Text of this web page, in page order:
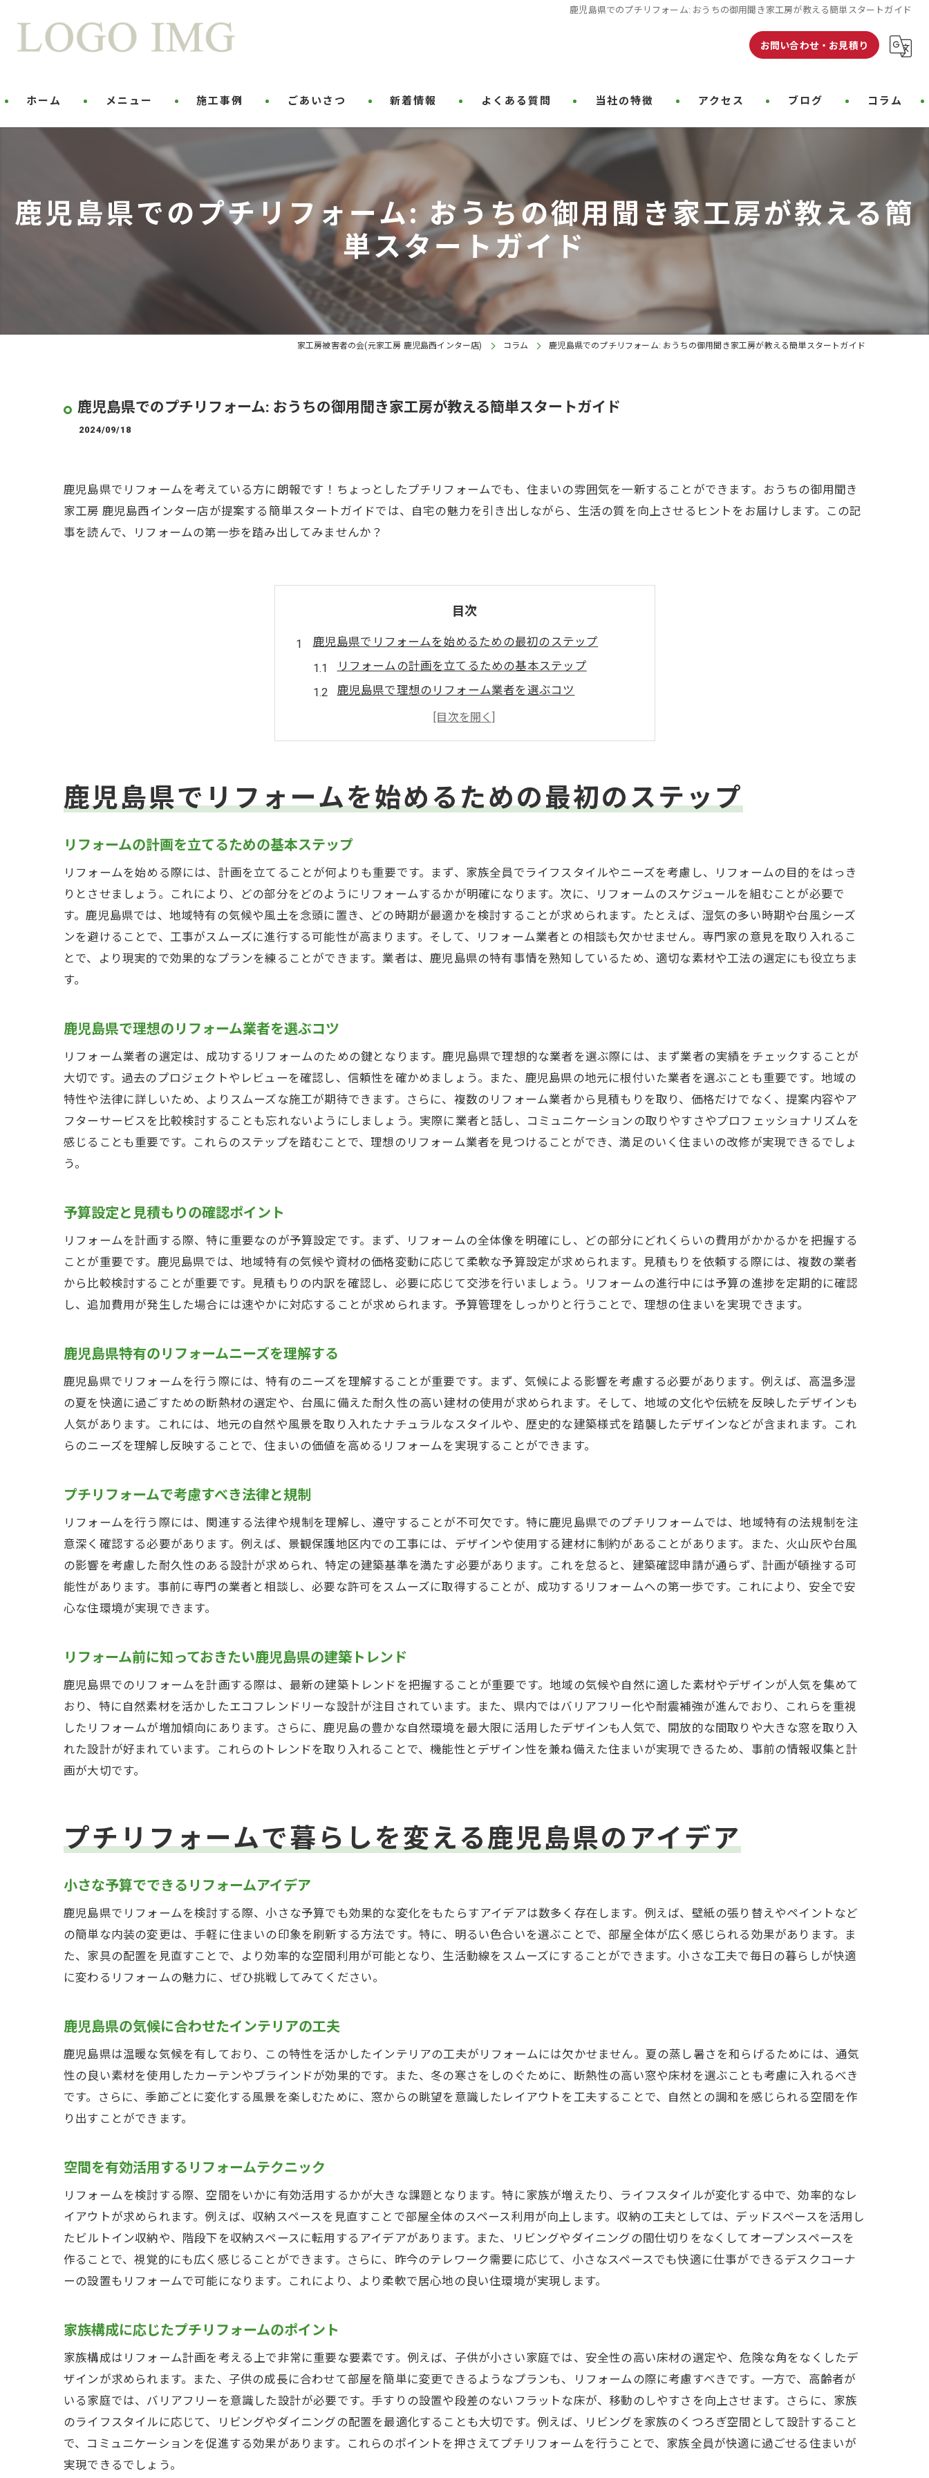
鹿児島県でのプチリフォーム: おうちの御用聞き家工房が教える簡単スタートガイド
お問い合わせ・お見積り
ホーム メニュー 施工事例 ごあいさつ 新着情報 よくある質問 当社の特徴
ハウスクリーニング
屋根塗装
アクセス ブログ コラム
鹿児島県でのプチリフォーム: おうちの御用聞き家工房が教える簡
単スタートガイド
家工房被害者の会(元家工房 鹿児島西インター店) コラム 鹿児島県でのプチリフォーム: おうちの御用聞き家工房が教える簡単スタートガイド
鹿児島県でのプチリフォーム: おうちの御用聞き家工房が教える簡単スタートガイド
2024/09/18
鹿児島県でリフォームを考えている方に朗報です！ちょっとしたプチリフォームでも、住まいの雰囲気を一新することができます。おうちの御用聞き
家工房 鹿児島西インター店が提案する簡単スタートガイドでは、自宅の魅力を引き出しながら、生活の質を向上させるヒントをお届けします。この記
事を読んで、リフォームの第一歩を踏み出してみませんか？
目次
鹿児島県でリフォームを始めるための最初のステップ
リフォームの計画を立てるための基本ステップ
鹿児島県で理想のリフォーム業者を選ぶコツ
予算設定と見積もりの確認ポイント
鹿児島県特有のリフォームニーズを理解する
リフォーム前に知っておきたい鹿児島県の建築トレンド
プチリフォームで暮らしを変える鹿児島県のアイデア
小さな予算でできるリフォームアイデア
家族構成に応じたプチリフォームのポイント
鹿児島県の自然素材を活かしたリフォーム
低コストで実現するエコリフォームアイデア
リフォームで実現する快適な住環境
住まいの価値を高めるデザインのヒント
鹿児島県の自然と調和するエクステリア
家族のライフスタイルに合わせた空間作り
将来を見据えたリフォーム計画の立て方
鹿児島県でのリフォームで生活の質を向上させる方法
鹿児島県の気候に対応した省エネリフォーム
健康を考えた自然素材の選び方
リフォームで実現するリラックス空間
リフォームで実現する季節に応じた住まい
鹿児島県の文化を取り入れたインテリアデザイン
リフォーム前に必ず確認したい事項
プロのアドバイスを活用する方法
施工後も満足できる仕上がりを求めて
地域密着型業者とのコミュニケーション
鹿児島県の気候に合ったリフォームのコツ
湿気対策を考えたリフォームアイデア
台風に強い住まいを作るためのポイント
四季を通じて快適な空間を維持する秘訣
鹿児島県の自然災害に備える住宅設計
リフォームで自宅の魅力を引き出す鹿児島県のヒント
光と風を活かす間取りの工夫
完成度を高めるディテールの追求
経年変化を楽しむ素材選び
鹿児島県でリフォームを始めるための最初のステップ
リフォームの計画を立てるための基本ステップ
リフォームを始める際には、計画を立てることが何よりも重要です。まず、家族全員でライフスタイルやニーズを考慮し、リフォームの目的をはっき
りとさせましょう。これにより、どの部分をどのようにリフォームするかが明確になります。次に、リフォームのスケジュールを組むことが必要で
す。鹿児島県では、地域特有の気候や風土を念頭に置き、どの時期が最適かを検討することが求められます。たとえば、湿気の多い時期や台風シーズ
ンを避けることで、工事がスムーズに進行する可能性が高まります。そして、リフォーム業者との相談も欠かせません。専門家の意見を取り入れるこ
とで、より現実的で効果的なプランを練ることができます。業者は、鹿児島県の特有事情を熟知しているため、適切な素材や工法の選定にも役立ちま
す。
鹿児島県で理想のリフォーム業者を選ぶコツ
リフォーム業者の選定は、成功するリフォームのための鍵となります。鹿児島県で理想的な業者を選ぶ際には、まず業者の実績をチェックすることが
大切です。過去のプロジェクトやレビューを確認し、信頼性を確かめましょう。また、鹿児島県の地元に根付いた業者を選ぶことも重要です。地域の
特性や法律に詳しいため、よりスムーズな施工が期待できます。さらに、複数のリフォーム業者から見積もりを取り、価格だけでなく、提案内容やア
フターサービスを比較検討することも忘れないようにしましょう。実際に業者と話し、コミュニケーションの取りやすさやプロフェッショナリズムを
感じることも重要です。これらのステップを踏むことで、理想のリフォーム業者を見つけることができ、満足のいく住まいの改修が実現できるでしょ
う。
予算設定と見積もりの確認ポイント
リフォームを計画する際、特に重要なのが予算設定です。まず、リフォームの全体像を明確にし、どの部分にどれくらいの費用がかかるかを把握する
ことが重要です。鹿児島県では、地域特有の気候や資材の価格変動に応じて柔軟な予算設定が求められます。見積もりを依頼する際には、複数の業者
から比較検討することが重要です。見積もりの内訳を確認し、必要に応じて交渉を行いましょう。リフォームの進行中には予算の進捗を定期的に確認
し、追加費用が発生した場合には速やかに対応することが求められます。予算管理をしっかりと行うことで、理想の住まいを実現できます。
鹿児島県特有のリフォームニーズを理解する
鹿児島県でリフォームを行う際には、特有のニーズを理解することが重要です。まず、気候による影響を考慮する必要があります。例えば、高温多湿
の夏を快適に過ごすための断熱材の選定や、台風に備えた耐久性の高い建材の使用が求められます。そして、地域の文化や伝統を反映したデザインも
人気があります。これには、地元の自然や風景を取り入れたナチュラルなスタイルや、歴史的な建築様式を踏襲したデザインなどが含まれます。これ
らのニーズを理解し反映することで、住まいの価値を高めるリフォームを実現することができます。
プチリフォームで考慮すべき法律と規制
リフォームを行う際には、関連する法律や規制を理解し、遵守することが不可欠です。特に鹿児島県でのプチリフォームでは、地域特有の法規制を注
意深く確認する必要があります。例えば、景観保護地区内での工事には、デザインや使用する建材に制約があることがあります。また、火山灰や台風
の影響を考慮した耐久性のある設計が求められ、特定の建築基準を満たす必要があります。これを怠ると、建築確認申請が通らず、計画が頓挫する可
能性があります。事前に専門の業者と相談し、必要な許可をスムーズに取得することが、成功するリフォームへの第一歩です。これにより、安全で安
心な住環境が実現できます。
リフォーム前に知っておきたい鹿児島県の建築トレンド
鹿児島県でのリフォームを計画する際は、最新の建築トレンドを把握することが重要です。地域の気候や自然に適した素材やデザインが人気を集めて
おり、特に自然素材を活かしたエコフレンドリーな設計が注目されています。また、県内ではバリアフリー化や耐震補強が進んでおり、これらを重視
したリフォームが増加傾向にあります。さらに、鹿児島の豊かな自然環境を最大限に活用したデザインも人気で、開放的な間取りや大きな窓を取り入
れた設計が好まれています。これらのトレンドを取り入れることで、機能性とデザイン性を兼ね備えた住まいが実現できるため、事前の情報収集と計
画が大切です。
プチリフォームで暮らしを変える鹿児島県のアイデア
小さな予算でできるリフォームアイデア
鹿児島県でリフォームを検討する際、小さな予算でも効果的な変化をもたらすアイデアは数多く存在します。例えば、壁紙の張り替えやペイントなど
の簡単な内装の変更は、手軽に住まいの印象を刷新する方法です。特に、明るい色合いを選ぶことで、部屋全体が広く感じられる効果があります。ま
た、家具の配置を見直すことで、より効率的な空間利用が可能となり、生活動線をスムーズにすることができます。小さな工夫で毎日の暮らしが快適
に変わるリフォームの魅力に、ぜひ挑戦してみてください。
鹿児島県の気候に合わせたインテリアの工夫
鹿児島県は温暖な気候を有しており、この特性を活かしたインテリアの工夫がリフォームには欠かせません。夏の蒸し暑さを和らげるためには、通気
性の良い素材を使用したカーテンやブラインドが効果的です。また、冬の寒さをしのぐために、断熱性の高い窓や床材を選ぶことも考慮に入れるべき
です。さらに、季節ごとに変化する風景を楽しむために、窓からの眺望を意識したレイアウトを工夫することで、自然との調和を感じられる空間を作
り出すことができます。
空間を有効活用するリフォームテクニック
リフォームを検討する際、空間をいかに有効活用するかが大きな課題となります。特に家族が増えたり、ライフスタイルが変化する中で、効率的なレ
イアウトが求められます。例えば、収納スペースを見直すことで部屋全体のスペース利用が向上します。収納の工夫としては、デッドスペースを活用し
たビルトイン収納や、階段下を収納スペースに転用するアイデアがあります。また、リビングやダイニングの間仕切りをなくしてオープンスペースを
作ることで、視覚的にも広く感じることができます。さらに、昨今のテレワーク需要に応じて、小さなスペースでも快適に仕事ができるデスクコーナ
ーの設置もリフォームで可能になります。これにより、より柔軟で居心地の良い住環境が実現します。
家族構成に応じたプチリフォームのポイント
家族構成はリフォーム計画を考える上で非常に重要な要素です。例えば、子供が小さい家庭では、安全性の高い床材の選定や、危険な角をなくしたデ
ザインが求められます。また、子供の成長に合わせて部屋を簡単に変更できるようなプランも、リフォームの際に考慮すべきです。一方で、高齢者が
いる家庭では、バリアフリーを意識した設計が必要です。手すりの設置や段差のないフラットな床が、移動のしやすさを向上させます。さらに、家族
のライフスタイルに応じて、リビングやダイニングの配置を最適化することも大切です。例えば、リビングを家族のくつろぎ空間として設計すること
で、コミュニケーションを促進する効果があります。これらのポイントを押さえてプチリフォームを行うことで、家族全員が快適に過ごせる住まいが
実現できるでしょう。